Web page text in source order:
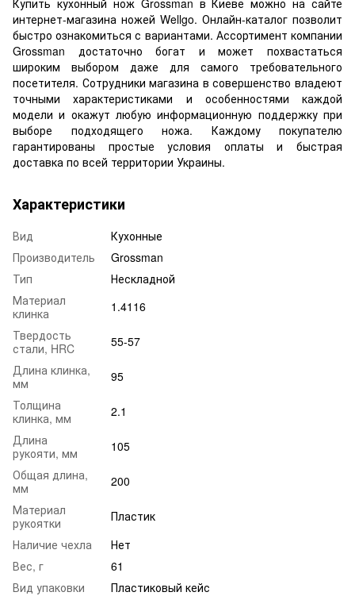
интернет-магазина ножей Wellgo. Онлайн-каталог позволит
быстро ознакомиться с вариантами. Ассортимент компании
Grossman достаточно богат и может похвастаться
широким выбором даже для самого требовательного
посетителя. Сотрудники магазина в совершенство владеют
точными характеристиками и особенностями каждой
модели и окажут любую информационную поддержку при
выборе подходящего ножа. Каждому покупателю
гарантированы простые условия оплаты и быстрая
доставка по всей территории Украины.
Характеристики
Вид
Кухонные
Производитель
Grossman
Тип
Нескладной
Материал
клинка
1.4116
Твердость
стали, HRC
55-57
Длина клинка,
мм
95
Толщина
клинка, мм
2.1
Длина
рукояти, мм
105
Общая длина,
мм
200
Материал
рукоятки
Пластик
Наличие чехла
Нет
Вес, г
61
Вид упаковки
Пластиковый кейс